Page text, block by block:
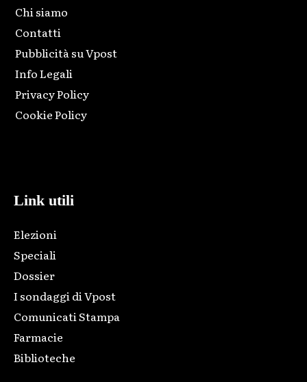
Chi siamo
Contatti
Pubblicità su Vpost
Info Legali
Privacy Policy
Cookie Policy
Link utili
Elezioni
Speciali
Dossier
I sondaggi di Vpost
Comunicati Stampa
Farmacie
Biblioteche